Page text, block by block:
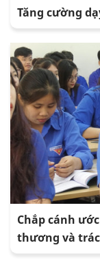
Tăng cường
Chắp cánh
thương và